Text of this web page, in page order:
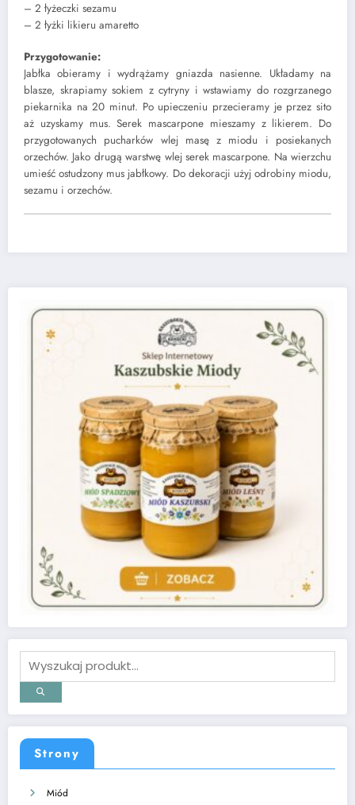
– 2 łyżeczki sezamu
– 2 łyżki likieru amaretto
Przygotowanie:
Jabłka obieramy i wydrążamy gniazda nasienne. Układamy na
blasze, skrapiamy sokiem z cytryny i wstawiamy do rozgrzanego
piekarnika na 20 minut. Po upieczeniu przecieramy je przez sito
aż uzyskamy mus. Serek mascarpone mieszamy z likierem. Do
przygotowanych pucharków wlej masę z miodu i posiekanych
orzechów. Jako drugą warstwę wlej serek mascarpone. Na wierzchu
umieść ostudzony mus jabłkowy. Do dekoracji użyj odrobiny miodu,
sezamu i orzechów.
Strony
Miód